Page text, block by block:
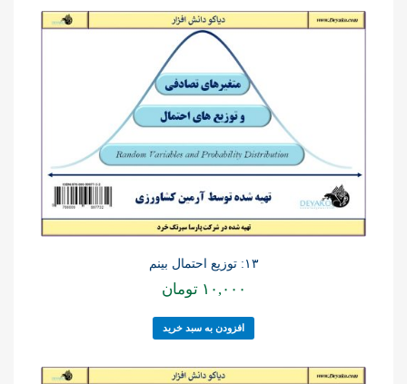
۱۳: توزیع احتمال بینم
۱۰,۰۰۰ تومان
افزودن به سبد خرید